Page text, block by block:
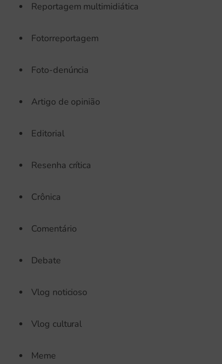
Reportagem multimidiática
Fotorreportagem
Foto-denúncia
Artigo de opinião
Editorial
Resenha crítica
Crônica
Comentário
Debate
Vlog noticioso
Vlog cultural
Meme